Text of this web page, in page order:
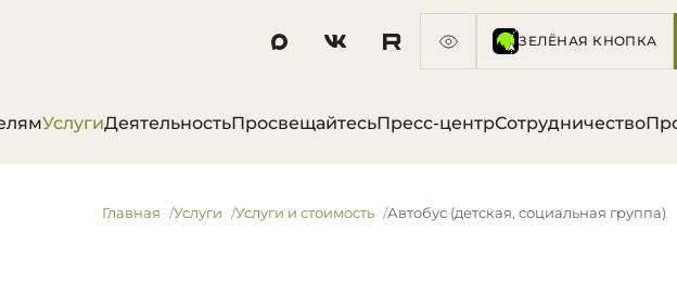
ЗЕЛЁНАЯ КНОПКА
УслугиДеятельностьПросвещайтесьПресс-центрСотрудничество
Главная Услуги Услуги и стоимость Автобус (детская, социальная группа)